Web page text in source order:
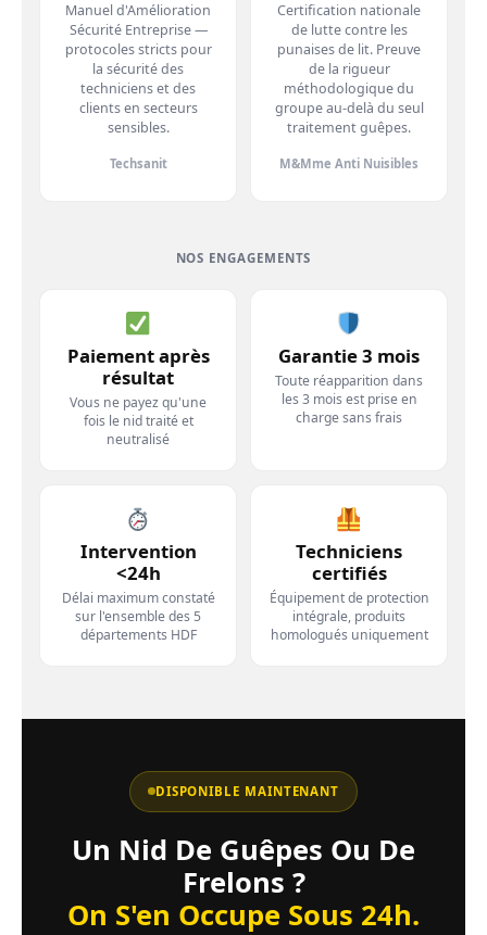
Manuel d'Amélioration
Sécurité Entreprise —
protocoles stricts pour
la sécurité des
techniciens et des
clients en secteurs
sensibles.
Techsanit
Certification nationale
de lutte contre les
punaises de lit. Preuve
de la rigueur
méthodologique du
groupe au-delà du seul
traitement guêpes.
M&Mme Anti Nuisibles
NOS ENGAGEMENTS
Paiement après
résultat
Vous ne payez qu'une
fois le nid traité et
neutralisé
Garantie 3 mois
Toute réapparition dans
les 3 mois est prise en
charge sans frais
Intervention
<24h
Délai maximum constaté
sur l'ensemble des 5
départements HDF
Techniciens
certifiés
Équipement de protection
intégrale, produits
homologués uniquement
DISPONIBLE MAINTENANT
Un Nid De Guêpes Ou De
Frelons ?
On S'en Occupe Sous 24h.